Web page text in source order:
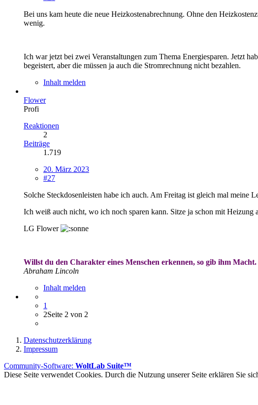
Bei uns kam heute die neue Heizkostenabrechnung. Ohne den
wenig.
Ich war jetzt bei zwei Veranstaltungen zum Thema Energiesparen. Jetzt
begeistert, aber die müssen ja auch die Stromrechnung nicht bezahlen.
Inhalt melden
Flower
Profi
Reaktionen
2
Beiträge
1.719
20. März 2023
#27
Solche Steckdosenleisten habe ich auch. Am Freitag ist gleich mal meine
Ich weiß auch nicht, wo ich noch sparen kann. Sitze ja schon mit Heizung
LG Flower
Willst du den Charakter eines Menschen erkennen, so gib ihm Macht.
Abraham Lincoln
Inhalt melden
1
2Seite 2 von 2
Datenschutzerklärung
Impressum
Community-Software: WoltLab Suite™
Diese Seite verwendet Cookies. Durch die Nutzung unserer Seite erklären Sie